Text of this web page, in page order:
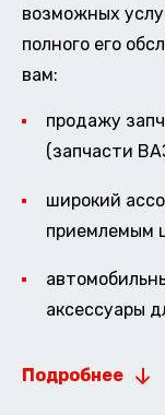
возможных
полного его
вам:
продажу
(запчасти
широкий
приемлемым
аксессуары
Подробнее